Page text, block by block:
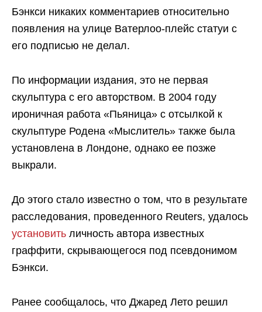
Бэнкси никаких комментариев относительно
появления на улице Ватерлоо-плейс статуи с
его подписью не делал.
По информации издания, это не первая
скульптура с его авторством. В 2004 году
ироничная работа «Пьяница» с отсылкой к
скульптуре Родена «Мыслитель» также была
установлена в Лондоне, однако ее позже
выкрали.
До этого стало известно о том, что в результате
расследования, проведенного Reuters, удалось
установить личность автора известных
граффити, скрывающегося под псевдонимом
Бэнкси.
Ранее сообщалось, что Джаред Лето решил